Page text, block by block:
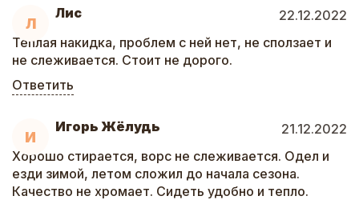
Л
Лис
22.12.2022
Теплая накидка, проблем с ней нет, не сползает и
не слеживается. Стоит не дорого.
Ответить
И
Игорь Жёлудь
21.12.2022
Хорошо стирается, ворс не слеживается. Одел и
езди зимой, летом сложил до начала сезона.
Качество не хромает. Сидеть удобно и тепло.